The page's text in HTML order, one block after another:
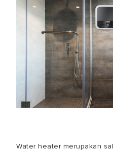
Water heater merupakan